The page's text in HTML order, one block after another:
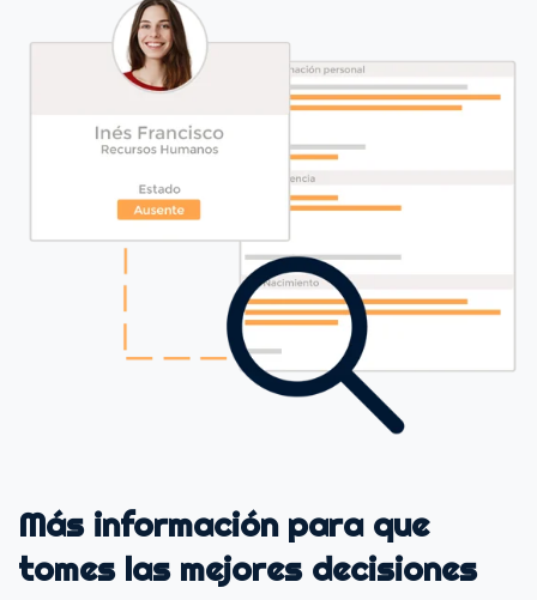
Más información para que
tomes las mejores decisiones